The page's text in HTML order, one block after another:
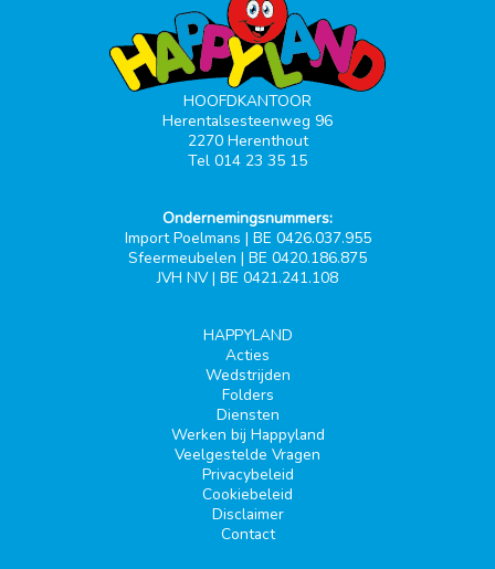
HOOFDKANTOOR
Herentalsesteenweg 96
2270 Herenthout
Tel 014 23 35 15
Ondernemingsnummers:
Import Poelmans | BE 0426.037.955
Sfeermeubelen | BE 0420.186.875
JVH NV | BE 0421.241.108
HAPPYLAND
Acties
Wedstrijden
Folders
Diensten
Werken bij Happyland
Veelgestelde Vragen
Privacybeleid
Cookiebeleid
Disclaimer
Contact